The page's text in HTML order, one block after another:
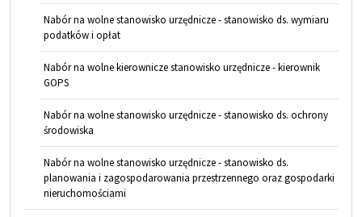
Nabór na wolne stanowisko urzędnicze - stanowisko ds. wymiaru
podatków i opłat
Nabór na wolne kierownicze stanowisko urzędnicze - kierownik
GOPS
Nabór na wolne stanowisko urzędnicze - stanowisko ds. ochrony
środowiska
Nabór na wolne stanowisko urzędnicze - stanowisko ds.
planowania i zagospodarowania przestrzennego oraz gospodarki
nieruchomościami